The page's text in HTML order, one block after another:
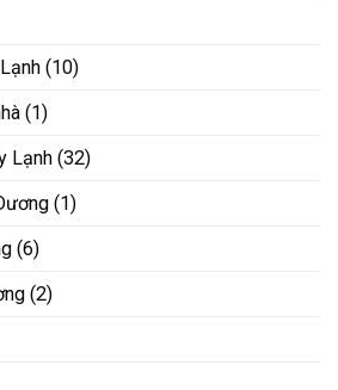
(10)
(1)
Lạnh (32)
(1)
(6)
(2)